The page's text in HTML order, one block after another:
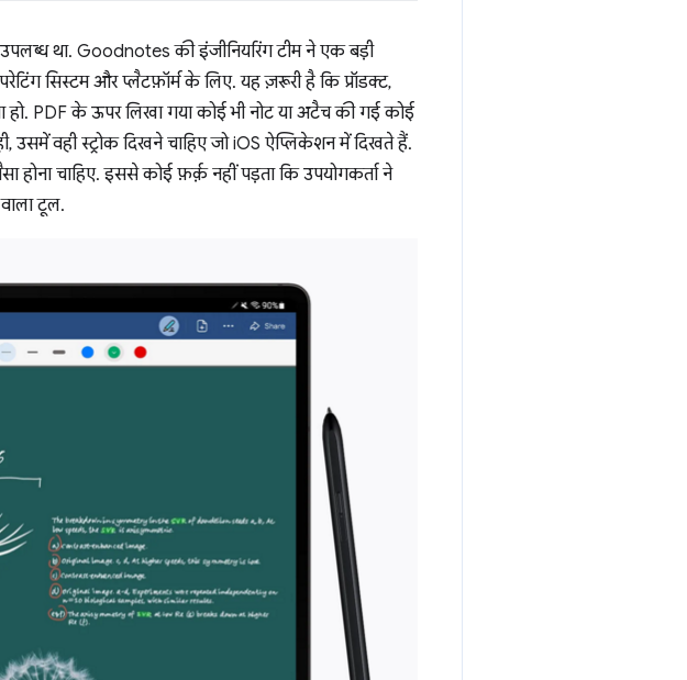
था. Goodnotes की इंजीनियरिंग टीम ने एक बड़ी
सिस्टम और प्लैटफ़ॉर्म के लिए. यह ज़रूरी है कि प्रॉडक्ट,
PDF के ऊपर लिखा गया कोई भी नोट या अटैच की गई कोई
उसमें वही स्ट्रोक दिखने चाहिए जो iOS ऐप्लिकेशन में दिखते हैं.
होना चाहिए. इससे कोई फ़र्क़ नहीं पड़ता कि उपयोगकर्ता ने
टूल.